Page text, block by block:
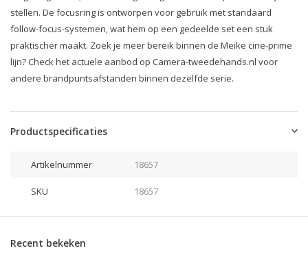
stellen. De focusring is ontworpen voor gebruik met standaard
follow-focus-systemen, wat hem op een gedeelde set een stuk
praktischer maakt. Zoek je meer bereik binnen de Meike cine-prime
lijn? Check het actuele aanbod op Camera-tweedehands.nl voor
andere brandpuntsafstanden binnen dezelfde serie.
Productspecificaties
Artikelnummer 18657
SKU 18657
Recent bekeken